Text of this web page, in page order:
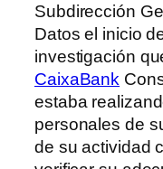
Subdirección
Datos el inicio
investigación
CaixaBank
estaba
personales de
de su actividad